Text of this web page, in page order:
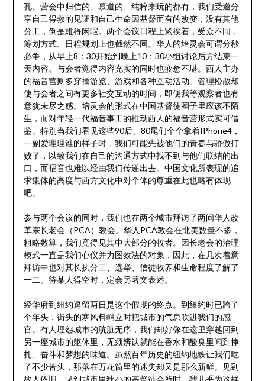
孔。营会中归信的、慕道的、纯粹来玩的都有，我们受邀分
享自己得救的见证和自己生命因基督而有的改变，没有其他
分工，倒是难得闲暇。两个会议日程上紧挨着，受众不同，
筹划方式、日程规划上也截然不同。华人的培灵会可谓分秒
必争，从早上8：30开始到晚上10：30小组讨论后方结束一
天内容。与会者觉得内容充实的同时也疲惫不堪。西人主办
的福音营则多穿插游览、游戏和各种互动活动。管理松散却
使与会者之间有更多社交互动的时间，即便我等观察者也有
意犹未尽之感。培灵会的形式在中国基督徒圈子里应该不陌
生，而对年轻一代福音事工的推动西人的福音营形式实可借
鉴。特别当我们看见这些90后、80尾们个个拿着IPhone4，
一副爱理理谁的样子时，我们可能先被他们的青春与骄傲打
败了，以致我们在自己的沟通方式中找不到与他们联结的出
口，而福音也难以经由我们传递出去。中国文化所表现的追
求集体的高度与西方文化中对个体的尊重在此也略有体现
吧。
参与两个会议的同时，我们也在两个城市拜访了两间华人改
革宗长老会（PCA）教会。华人PCA教会在北美数量不多，
粗略数算，我们竟得见其中大部分的牧者。因长老会的治理
模式一直是我们心仪并力图效法的对象，因此，在几次着意
拜访中也对其长执分工、选举、信徒牧养和生命程度了解了
一二。待某人得空时，定会另著文表述。
经华府到纽约逗留两日是这个假期的终点。到纽约时已跨了
个年头，街头的寒风料峭立时把城市的气息吹进我们的感
官。有人埋怨城市的肮脏无序，我们却好像在这里穿越回到
另一座城市的躯体里，无须辨认就能在香水和酸臭里闻到挣
扎、奋斗和梦想的味道。虽然百年历史的纽约地铁让我们吃
了不少苦头，那落在万花筒里的迷失却又是那么新鲜。见到